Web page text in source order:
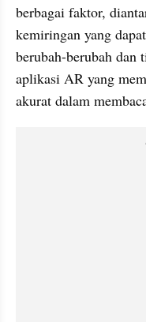
berbagai faktor,
kemiringan yang
berubah-berubah dan
aplikasi AR yang
akurat dalam